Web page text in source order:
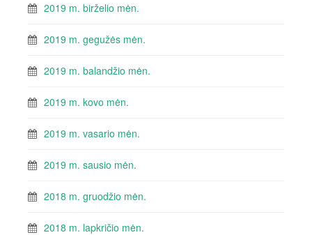
2019 m. birželio mėn.
2019 m. gegužės mėn.
2019 m. balandžio mėn.
2019 m. kovo mėn.
2019 m. vasario mėn.
2019 m. sausio mėn.
2018 m. gruodžio mėn.
2018 m. lapkričio mėn.